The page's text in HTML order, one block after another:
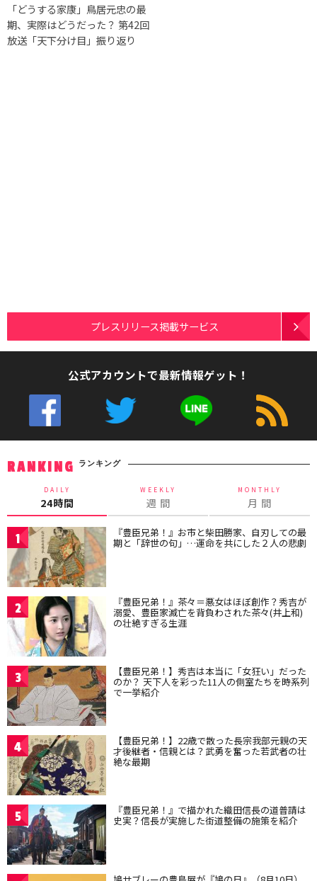
「どうする家康」鳥居元忠の最
期、実際はどうだった？ 第42回
放送「天下分け目」振り返り
プレスリリース掲載サービス
公式アカウントで最新情報ゲット！
RANKING ランキング
DAILY
24時間
WEEKLY
週 間
MONTHLY
月 間
1 『豊臣兄弟！』お市と柴田勝家、自刃しての最
期と「辞世の句」…運命を共にした２人の悲劇
2 『豊臣兄弟！』茶々＝悪女はほぼ創作？秀吉が
溺愛、豊臣家滅亡を背負わされた茶々(井上和)
の壮絶すぎる生涯
3 【豊臣兄弟！】秀吉は本当に「女狂い」だった
のか？ 天下人を彩った11人の側室たちを時系列
で一挙紹介
4 【豊臣兄弟！】22歳で散った長宗我部元親の天
才後継者・信親とは？武勇を奮った若武者の壮
絶な最期
5 『豊臣兄弟！』で描かれた織田信長の道普請は
史実？信長が実施した街道整備の施策を紹介